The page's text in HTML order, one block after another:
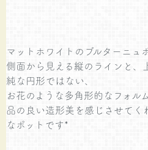
マットホワイトのブルターニュ
側面から見える縦のラインと、
純な円形ではない、
お花のような多角形的なフォルム
品の良い造形美を感じさせてく
なポットです*